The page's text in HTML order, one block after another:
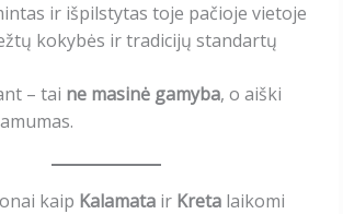
ir išpilstytas toje pačioje vietoje
kokybės ir tradicijų standartų
– tai ne masinė gamyba, o aiški
kaip Kalamatair Kretalaikomi